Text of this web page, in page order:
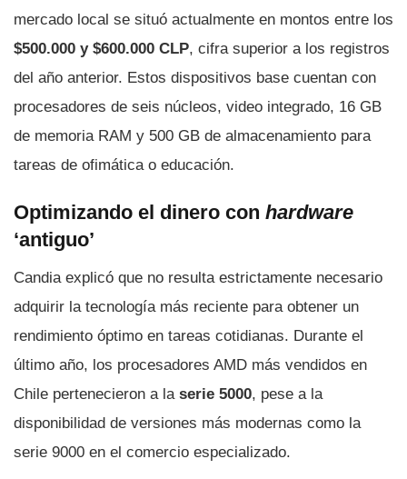
mercado local se situó actualmente en montos entre los
$500.000 y $600.000 CLP, cifra superior a los registros
del año anterior. Estos dispositivos base cuentan con
procesadores de seis núcleos, video integrado, 16 GB
de memoria RAM y 500 GB de almacenamiento para
tareas de ofimática o educación.
Optimizando el dinero con hardware
‘antiguo’
Candia explicó que no resulta estrictamente necesario
adquirir la tecnología más reciente para obtener un
rendimiento óptimo en tareas cotidianas. Durante el
último año, los procesadores AMD más vendidos en
Chile pertenecieron a la serie 5000, pese a la
disponibilidad de versiones más modernas como la
serie 9000 en el comercio especializado.